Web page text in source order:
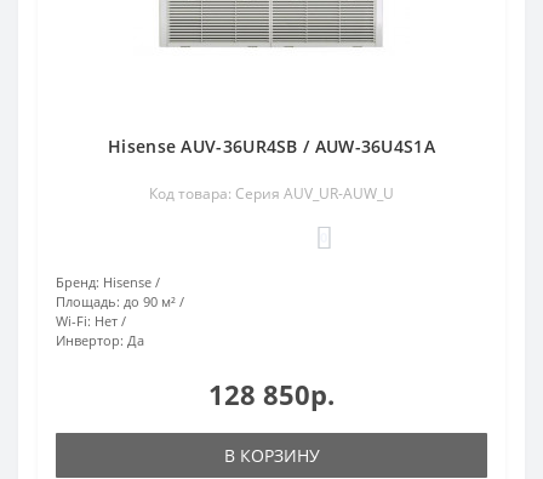
Hisense AUV-36UR4SB / AUW-36U4S1A
Код товара: Серия AUV_UR-AUW_U
Бренд: Hisense
Площадь: до 90 м²
Wi-Fi: Нет
Инвертор: Да
128 850р.
В КОРЗИНУ